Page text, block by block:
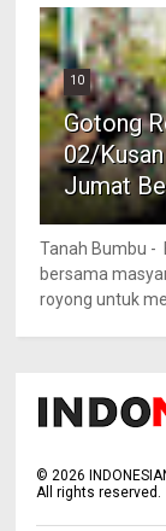
10
Gotong
02/
Jumat
Tanah Bumbu -
bersama
royong untuk
©2026
All rights reserved.